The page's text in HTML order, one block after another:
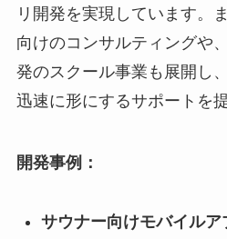
リ開発を実現しています。
向けのコンサルティングや
発のスクール事業も展開し
迅速に形にするサポートを
開発事例：
サウナー向けモバイルア